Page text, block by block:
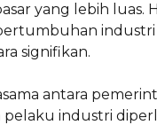
yang lebih luas.
industri
signifikan.
antara
pelaku industri